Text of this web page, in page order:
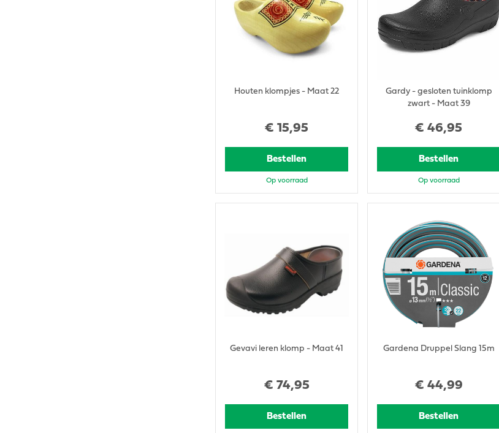
€ 15,95
Houten klompjes - Maat 22
Bestellen
Op voorraad
€ 46,95
Gardy - gesloten tuinklomp
zwart - Maat 39
Bestellen
Op voorraad
€ 74,95
Gevavi leren klomp - Maat 41
Bestellen
€ 44,99
Gardena Druppel Slang 15m
Bestellen